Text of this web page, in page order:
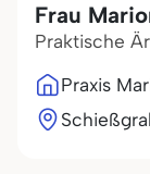
Frau
Praktische
Praxis